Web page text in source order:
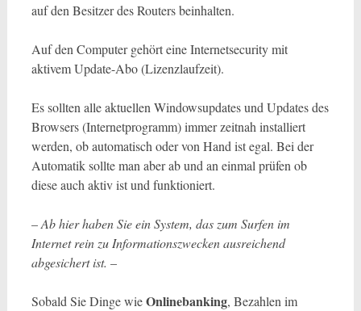
auf den Besitzer des Routers beinhalten.
Auf den Computer gehört eine Internetsecurity mit
aktivem Update-Abo (Lizenzlaufzeit).
Es sollten alle aktuellen Windowsupdates und Updates des
Browsers (Internetprogramm) immer zeitnah installiert
werden, ob automatisch oder von Hand ist egal. Bei der
Automatik sollte man aber ab und an einmal prüfen ob
diese auch aktiv ist und funktioniert.
–Ab hier haben Sie ein System, das zum Surfen im
Internet rein zu Informationszwecken ausreichend
abgesichert ist. –
Sobald Sie Dinge wieOnlinebanking, Bezahlen im